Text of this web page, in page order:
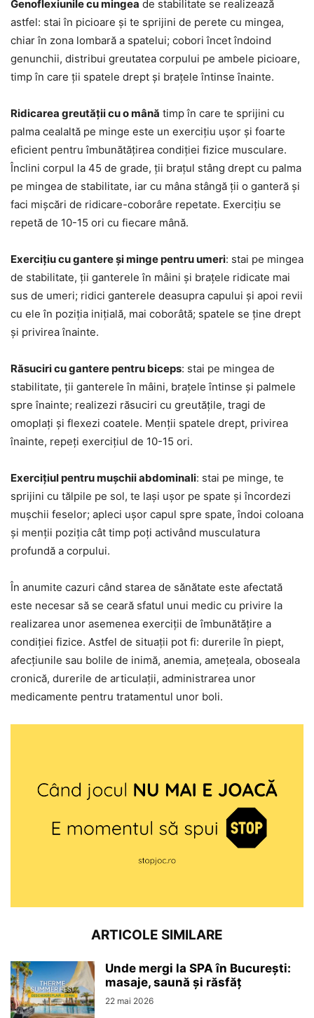
Genoflexiunile cu mingea de stabilitate se realizează
astfel: stai în picioare și te sprijini de perete cu mingea,
chiar în zona lombară a spatelui; cobori încet îndoind
genunchii, distribui greutatea corpului pe ambele picioare,
timp în care ții spatele drept și brațele întinse înainte.
Ridicarea greutății cu o mână timp în care te sprijini cu
palma cealaltă pe minge este un exercițiu ușor și foarte
eficient pentru îmbunătățirea condiției fizice musculare.
Înclini corpul la 45 de grade, ții brațul stâng drept cu palma
pe mingea de stabilitate, iar cu mâna stângă ții o ganteră și
faci mișcări de ridicare-coborâre repetate. Exercițiu se
repetă de 10-15 ori cu fiecare mână.
Exercițiu cu gantere și minge pentru umeri: stai pe mingea
de stabilitate, ții ganterele în mâini și brațele ridicate mai
sus de umeri; ridici ganterele deasupra capului și apoi revii
cu ele în poziția inițială, mai coborâtă; spatele se ține drept
și privirea înainte.
Răsuciri cu gantere pentru biceps: stai pe mingea de
stabilitate, ții ganterele în mâini, brațele întinse și palmele
spre înainte; realizezi răsuciri cu greutățile, tragi de
omoplați și flexezi coatele. Menții spatele drept, privirea
înainte, repeți exercițiul de 10-15 ori.
Exercițiul pentru mușchii abdominali: stai pe minge, te
sprijini cu tălpile pe sol, te lași ușor pe spate și încordezi
mușchii feselor; apleci ușor capul spre spate, îndoi coloana
și menții poziția cât timp poți activând musculatura
profundă a corpului.
În anumite cazuri când starea de sănătate este afectată
este necesar să se ceară sfatul unui medic cu privire la
realizarea unor asemenea exerciții de îmbunătățire a
condiției fizice. Astfel de situații pot fi: durerile în piept,
afecțiunile sau bolile de inimă, anemia, amețeala, oboseala
cronică, durerile de articulații, administrarea unor
medicamente pentru tratamentul unor boli.
ARTICOLE SIMILARE
Unde mergi la SPA în București:
masaje, saună și răsfăț
22 mai 2026